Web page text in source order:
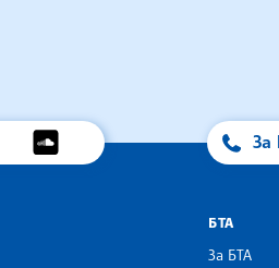
За
БТА
За БТА